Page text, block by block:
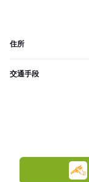
住所
交通手段